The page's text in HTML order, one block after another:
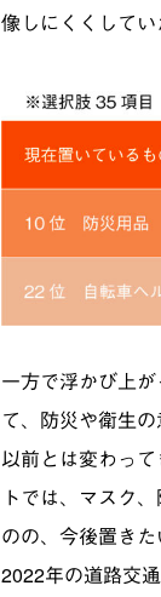
像しにくくしてい
一方で浮かび上
て、防災や衛生
以前とは変わっ
トでは、マスク
のの、今後置き
2022年の道路交